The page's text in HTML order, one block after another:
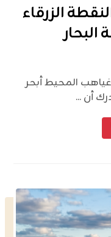
الزرقاء
المحيط أبحر
أن ...